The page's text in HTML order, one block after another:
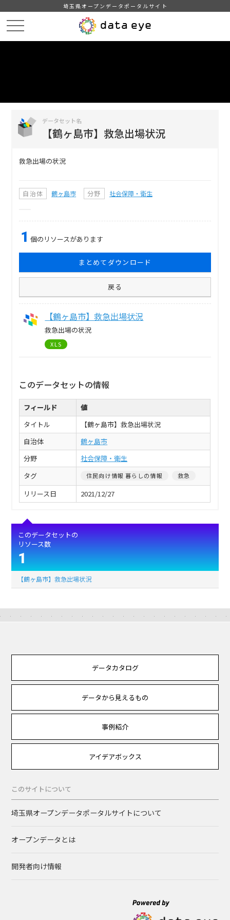
埼玉県オープンデータポータルサイト
データセット名
【鶴ヶ島市】救急出場状況
救急出場の状況
自治体 鶴ヶ島市 分野 社会保障・衛生
1 個のリソースがあります
まとめてダウンロード
戻る
【鶴ヶ島市】救急出場状況
救急出場の状況
XLS
このデータセットの情報
フィールド
値
タイトル
【鶴ヶ島市】救急出場状況
自治体
鶴ヶ島市
分野
社会保障・衛生
タグ
住民向け情報 暮らしの情報 救急
リリース日 2021/12/27
このデータセットの
リソース数
1
【鶴ヶ島市】救急出場状況
データカタログ
データから見えるもの
事例紹介
アイデアボックス
このサイトについて
埼玉県オープンデータポータルサイトについて
オープンデータとは
開発者向け情報